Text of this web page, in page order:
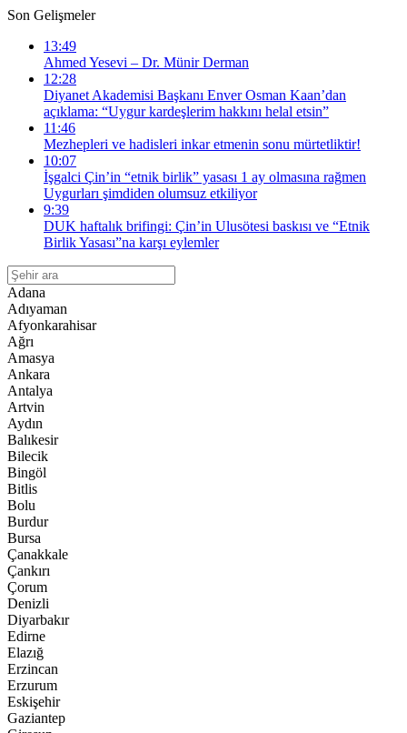
Son Gelişmeler
13:49
Ahmed Yesevi – Dr. Münir Derman
12:28
Diyanet Akademisi Başkanı Enver Osman Kaan’dan
açıklama: “Uygur kardeşlerim hakkını helal etsin”
11:46
Mezhepleri ve hadisleri inkar etmenin sonu mürtetliktir!
10:07
İşgalci Çin’in “etnik birlik” yasası 1 ay olmasına rağmen
Uygurları şimdiden olumsuz etkiliyor
9:39
DUK haftalık brifingi: Çin’in Ulusötesi baskısı ve “Etnik
Birlik Yasası”na karşı eylemler
Adana
Adıyaman
Afyonkarahisar
Ağrı
Amasya
Ankara
Antalya
Artvin
Aydın
Balıkesir
Bilecik
Bingöl
Bitlis
Bolu
Burdur
Bursa
Çanakkale
Çankırı
Çorum
Denizli
Diyarbakır
Edirne
Elazığ
Erzincan
Erzurum
Eskişehir
Gaziantep